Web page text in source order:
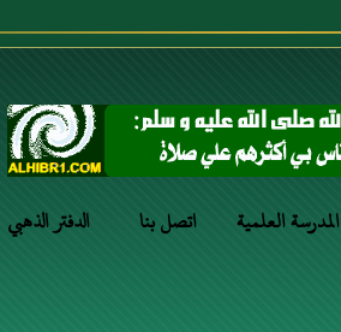
الدفتر الذهبي اتصل بنا المدرسة العلمية